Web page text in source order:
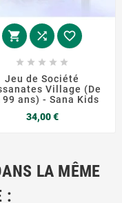
  
    
Jeu de Société
Village (De
99 ans) - Sana Kids
34,00 €Prix
LA MÊME
: